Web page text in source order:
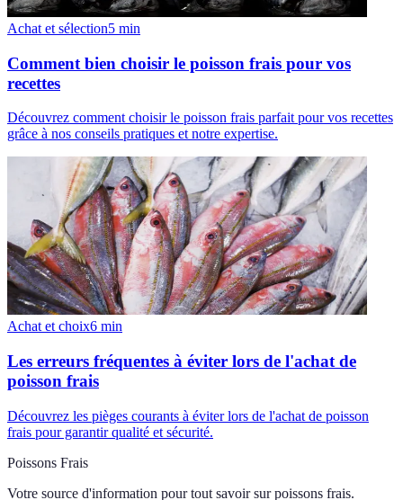
Achat et sélection5 min
Comment bien choisir le poisson frais pour vos
recettes
Découvrez comment choisir le poisson frais parfait pour vos recettes
grâce à nos conseils pratiques et notre expertise.
Achat et choix6 min
Les erreurs fréquentes à éviter lors de l'achat de
poisson frais
Découvrez les pièges courants à éviter lors de l'achat de poisson
frais pour garantir qualité et sécurité.
Poissons Frais
Votre source d'information pour tout savoir sur poissons frais.